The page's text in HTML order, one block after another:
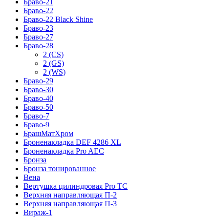
Браво-21
Браво-22
Браво-22 Black Shine
Браво-23
Браво-27
Браво-28
2 (CS)
2 (GS)
2 (WS)
Браво-29
Браво-30
Браво-40
Браво-50
Браво-7
Браво-9
БрашМатХром
Броненакладка DEF 4286 XL
Броненакладка Pro AEC
Бронза
Бронза тонированное
Вена
Вертушка цилиндровая Pro TC
Верхняя направляющая П-2
Верхняя направляющая П-3
Вираж-1